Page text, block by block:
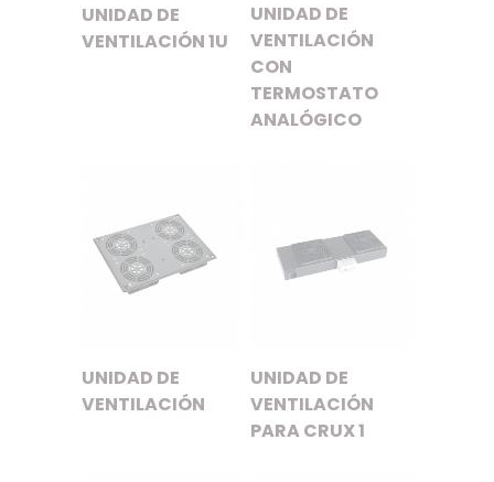
UNIDAD DE
VENTILACIÓN 1U
UNIDAD DE
VENTILACIÓN
CON
TERMOSTATO
ANALÓGICO
UNIDAD DE
VENTILACIÓN
UNIDAD DE
VENTILACIÓN
PARA CRUX 1